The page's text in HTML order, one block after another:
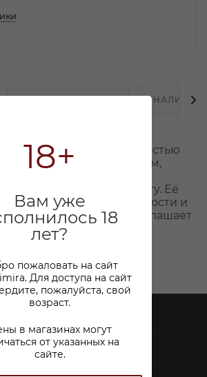
18+
Вам уже
18
лет?
пожаловать на сайт
Для доступа на сайт
пожалуйста, свой
возраст.
в магазинах могут
от указанных на
сайте.
НАЛИЧИЕ
представлена полностью
чистым оттенком,
в себе классическую
непревзойденную чистоту. Её
воплощение изысканности и
и свежий аромат приглашает
каждым глотком этого
напитка.